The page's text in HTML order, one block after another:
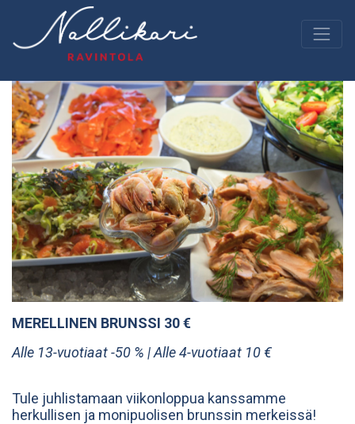
MERELLINEN BRUNSSI 30 €
Alle 13-vuotiaat -50 % | Alle 4-vuotiaat 10 €
Tule juhlistamaan viikonloppua kanssamme
herkullisen ja monipuolisen brunssin merkeissä!